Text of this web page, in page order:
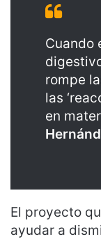
Cuando
rompe
las
en
El proyecto
ayudar a